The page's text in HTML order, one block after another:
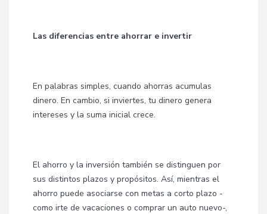
Las diferencias entre ahorrar e invertir
En palabras simples, cuando ahorras acumulas
dinero. En cambio, si inviertes, tu dinero genera
intereses y la suma inicial crece.
El ahorro y la inversión también se distinguen por
sus distintos plazos y propósitos. Así, mientras el
ahorro puede asociarse con metas a corto plazo -
como irte de vacaciones o comprar un auto nuevo-,